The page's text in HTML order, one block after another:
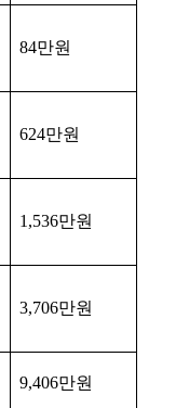
84만원
624만원
1,536만원
3,706만원
9,406만원